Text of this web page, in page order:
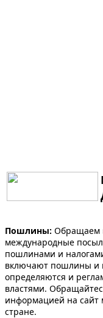
Пошлины: Обращаем
международные
пошлинами и
включают пошлины и
определяются и
властями.
информацией на
стране.